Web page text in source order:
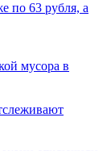
по 63 рубля, а
мусора в